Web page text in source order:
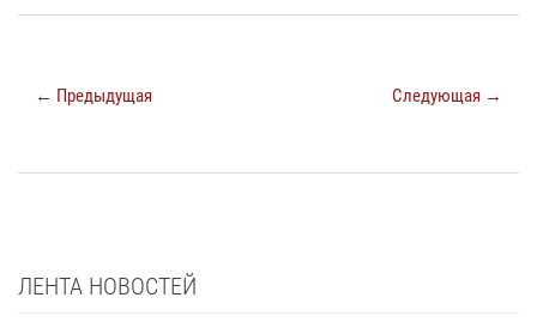
← Предыдущая Следующая →
ЛЕНТА НОВОСТЕЙ